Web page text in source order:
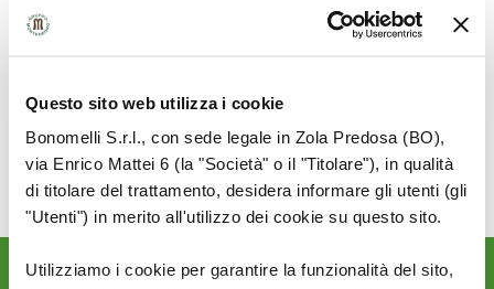
Questo sito web utilizza i cookie
Bonomelli S.r.l., con sede legale in Zola Predosa (BO),
via Enrico Mattei 6 (la "Società" o il "Titolare"), in qualità
di titolare del trattamento, desidera informare gli utenti (gli
"Utenti") in merito all'utilizzo dei cookie su questo sito.
Utilizziamo i cookie per garantire la funzionalità del sito,